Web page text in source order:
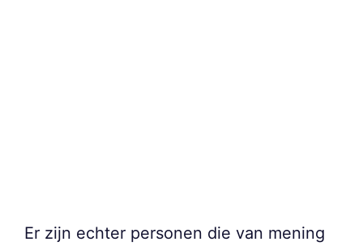
Er zijn echter personen die van mening